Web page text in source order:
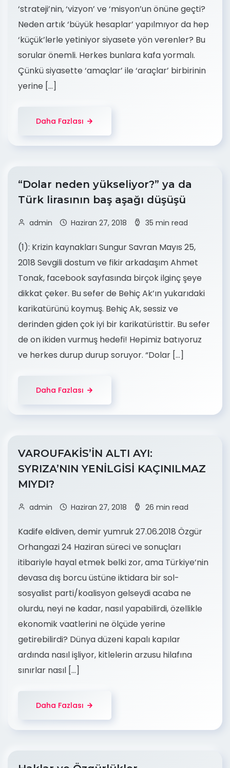
‘strateji’nin, ‘vizyon’ ve ‘misyon’un önüne geçti?
Neden artık ‘büyük hesaplar’ yapılmıyor da hep
‘küçük’lerle yetiniyor siyasete yön verenler? Bu
sorular önemli. Herkes bunlara kafa yormalı.
Çünkü siyasette ‘amaçlar’ ile ‘araçlar’ birbirinin
yerine […]
Daha Fazlası
“Dolar neden yükseliyor?” ya da
Türk lirasının baş aşağı düşüşü
admin Haziran 27, 2018 35 min read
(1): Krizin kaynakları Sungur Savran Mayıs 25,
2018 Sevgili dostum ve fikir arkadaşım Ahmet
Tonak, facebook sayfasında birçok ilginç şeye
dikkat çeker. Bu sefer de Behiç Ak’ın yukarıdaki
karikatürünü koymuş. Behiç Ak, sessiz ve
derinden giden çok iyi bir karikatüristtir. Bu sefer
de on ikiden vurmuş hedefi! Hepimiz batıyoruz
ve herkes durup durup soruyor. “Dolar […]
Daha Fazlası
VAROUFAKİS’İN ALTI AYI:
SYRIZA’NIN YENİLGİSİ KAÇINILMAZ
MIYDI?
admin Haziran 27, 2018 26 min read
Kadife eldiven, demir yumruk 27.06.2018 Özgür
Orhangazi 24 Haziran süreci ve sonuçları
itibariyle hayal etmek belki zor, ama Türkiye’nin
devasa dış borcu üstüne iktidara bir sol-
sosyalist parti/koalisyon gelseydi acaba ne
olurdu, neyi ne kadar, nasıl yapabilirdi, özellikle
ekonomik vaatlerini ne ölçüde yerine
getirebilirdi? Dünya düzeni kapalı kapılar
ardında nasıl işliyor, kitlelerin arzusu hilafına
sınırlar nasıl […]
Daha Fazlası